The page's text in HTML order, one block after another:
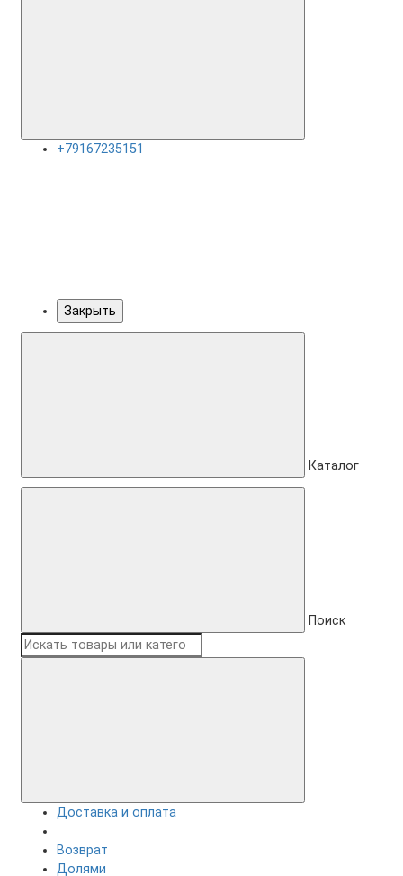
+79167235151
Закрыть
Каталог
Поиск
Доставка и оплата
Возврат
Долями